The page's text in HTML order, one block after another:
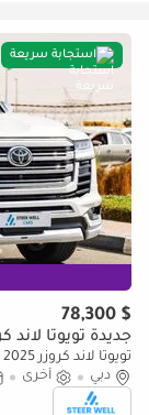
استجابة سريعة
$ 78,300
جديدة تويوتا لاند
4WD | For Export
دبي أخرى